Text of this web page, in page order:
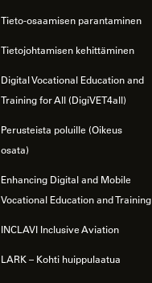
Tieto-osaamisen parantaminen
Tietojohtamisen kehittäminen
Digital Vocational Education and
Training for All (DigiVET4all)
Perusteista poluille (Oikeus
osata)
Enhancing Digital and Mobile
Vocational Education and Training
INCLAVI Inclusive Aviation
LARK – Kohti huippulaatua